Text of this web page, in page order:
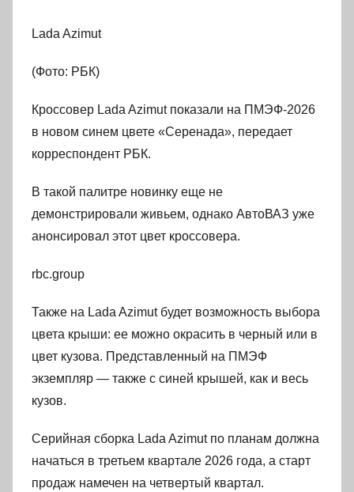
Lada Azimut
(Фото: РБК)
Кроссовер Lada Azimut показали на ПМЭФ-2026
в новом синем цвете «Серенада», передает
корреспондент РБК.
В такой палитре новинку еще не
демонстрировали живьем, однако АвтоВАЗ уже
анонсировал этот цвет кроссовера.
rbc.group
Также на Lada Azimut будет возможность выбора
цвета крыши: ее можно окрасить в черный или в
цвет кузова. Представленный на ПМЭФ
экземпляр — также с синей крышей, как и весь
кузов.
Серийная сборка Lada Azimut по планам должна
начаться в третьем квартале 2026 года, а старт
продаж намечен на четвертый квартал.